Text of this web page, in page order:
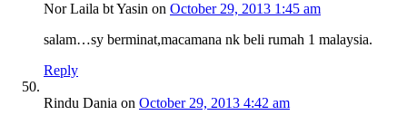
Nor Laila bt Yasin on October 29, 2013 1:45 am
salam…sy berminat,macamana nk beli rumah 1 malaysia.
Reply
Rindu Dania on October 29, 2013 4:42 am